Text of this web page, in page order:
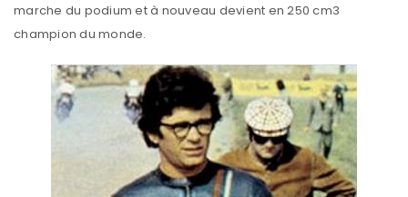
marche du podium et à nouveau devient en 250 cm3
champion du monde.